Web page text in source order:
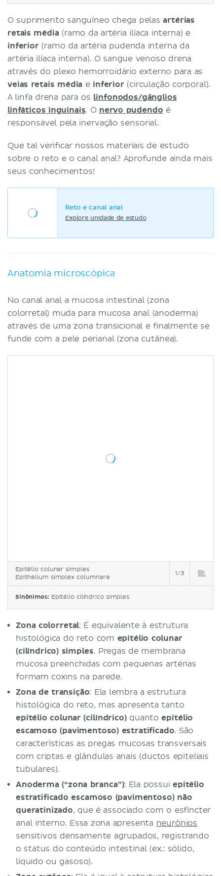
O suprimento sanguíneo chega pelasartérias
retais média (ramo da artéria ilíaca interna) e
inferior(ramo da artéria pudenda interna da
artéria ilíaca interna). O sangue venoso drena
através do plexo hemorroidário externo para as
veias retais média e inferior(circulação corporal).
A linfa drena para os linfonodos/gânglios
linfáticos inguinais. O nervo pudendo é
responsável pela inervação sensorial.
Que tal verificar nossos materiais de estudo
sobre o reto e o canal anal? Aprofunde ainda mais
seus conhecimentos!
Reto e canal anal
Explore unidade de estudo
Anatomia microscópica
No canal anal a mucosa intestinal (zona
colorretal) muda para mucosa anal (anoderma)
através de uma zona transicional e finalmente se
funde com a pele perianal (zona cutânea).
Epitélio colunar simples
Epithelium simplex columnare
1/3
Sinônimos: Epitélio cilíndrico simples
Zona colorretal: É equivalente à estrutura
histológica do reto com epitélio colunar
(cilíndrico) simples. Pregas de membrana
mucosa preenchidas com pequenas artérias
formam coxins na parede.
Zona de transição: Ela lembra a estrutura
histológica do reto, mas apresenta tanto
epitélio colunar (cilíndrico)quantoepitélio
escamoso (pavimentoso) estratificado. São
características as pregas mucosas transversais
com criptas e glândulas anais (ductos epiteliais
tubulares).
Anoderma (“zona branca”): Ela possuiepitélio
estratificado escamoso (pavimentoso) não
queratinizado, que é associado com o esfíncter
anal interno. Essa zona apresenta neurônios
sensitivos densamente agrupados, registrando
o status do conteúdo intestinal (ex.: sólido,
líquido ou gasoso).